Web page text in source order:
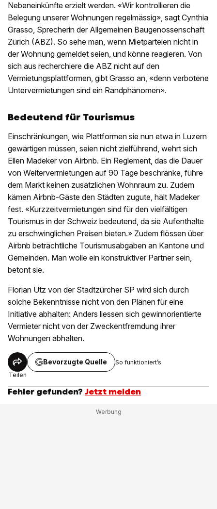
Nebeneinkünfte erzielt werden. «Wir kontrollieren die
Belegung unserer Wohnungen regelmässig», sagt Cynthia
Grasso, Sprecherin der Allgemeinen Baugenossenschaft
Zürich (ABZ). So sehe man, wenn Mietparteien nicht in
der Wohnung gemeldet seien, und könne reagieren. Von
sich aus recherchiere die ABZ nicht auf den
Vermietungsplattformen, gibt Grasso an, «denn verbotene
Untervermietungen sind ein Randphänomen».
Bedeutend für Tourismus
Einschränkungen, wie Plattformen sie nun etwa in Luzern
gewärtigen müssen, seien nicht zielführend, wehrt sich
Ellen Madeker von Airbnb. Ein Reglement, das die Dauer
von Weitervermietungen auf 90 Tage beschränke, führe
dem Markt keinen zusätzlichen Wohnraum zu. Zudem
kämen Airbnb-Gäste den Städten zugute, hält Madeker
fest. «Kurzzeitvermietungen sind für den vielfältigen
Tourismus in der Schweiz bedeutend, da sie Aufenthalte
zu erschwinglichen Preisen bieten.» Zudem flössen über
Airbnb beträchtliche Tourismusabgaben an Kantone und
Gemeinden. Man wolle ein konstruktiver Partner sein,
betont sie.
Florian Utz von der Stadtzürcher SP wird sich durch
solche Bekenntnisse nicht von den Plänen für eine
Initiative abhalten: Anders liessen sich gewinnorientierte
Vermieter nicht von der Zweckentfremdung ihrer
Wohnungen abhalten.
Teilen
Bevorzugte Quelle So funktioniert’s
Fehler gefunden? Jetzt melden